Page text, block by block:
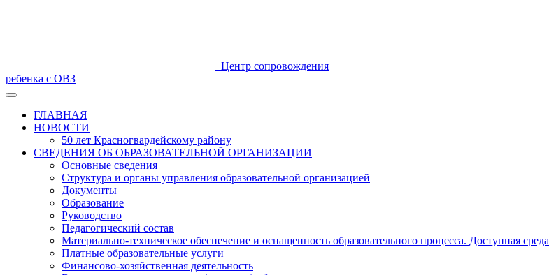
Центр сопровождения
ребенка с ОВЗ
ГЛАВНАЯ
НОВОСТИ
50 лет Красногвардейскому району
СВЕДЕНИЯ ОБ ОБРАЗОВАТЕЛЬНОЙ ОРГАНИЗАЦИИ
Основные сведения
Структура и органы управления образовательной организацией
Документы
Образование
Руководство
Педагогический состав
Материально-техническое обеспечение и оснащенность образовательного процесса. Доступная среда
Платные образовательные услуги
Финансово-хозяйственная деятельность